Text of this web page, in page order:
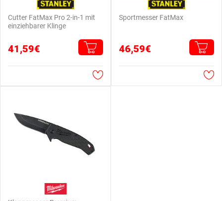
Cutter FatMax Pro 2-in-1 mit
einziehbarer Klinge
41,59€
Sportmesser FatMax
46,59€